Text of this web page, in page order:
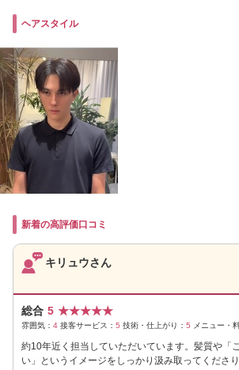
ヘアスタイル
新着の高評価口コミ
キリュウさん
総合 5 ★★★★★
雰囲気： 4 接客サービス： 5 技術・仕上がり： 5 メニュー・
約10年近く担当していただいています。髪質や「
い」というイメージをしっかり汲み取ってくださ